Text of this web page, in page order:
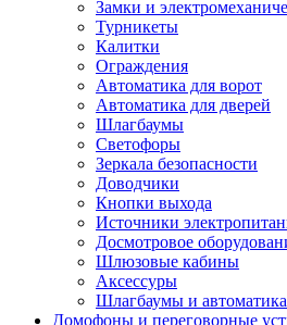
Замки и
Турникеты
Калитки
Ограждения
Автоматика для ворот
Автоматика для дверей
Шлагбаумы
Светофоры
Зеркала безопасности
Доводчики
Кнопки выхода
Источники
Досмотровое
Шлюзовые кабины
Аксессуры
Шлагбаумы и
Домофоны и переговорные